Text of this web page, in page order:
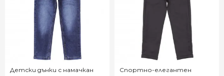
Детски дънки с намачкан
Спортно-елегантен